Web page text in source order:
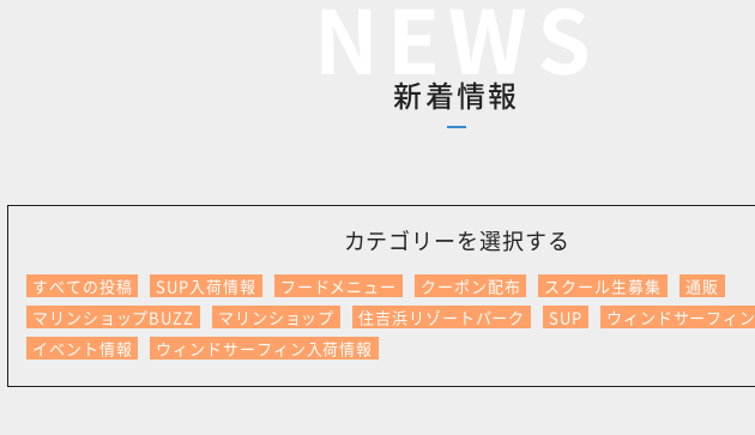
新着情報
カテゴリーを選択する
すべての投稿 SUP入荷情報 フードメニュー クーポン配布 スクール生募集
通販
マリンショップBUZZ
マリンショップ 住吉浜リゾートパーク SUP
ウィンドサーフィン
イベント情報
ウィンドサーフィン入荷情報